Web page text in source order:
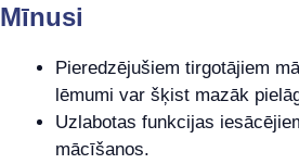
Mīnusi
Pieredzējušiem tirgotājiem
lēmumi var šķist mazāk
Uzlabotas funkcijas
mācīšanos.